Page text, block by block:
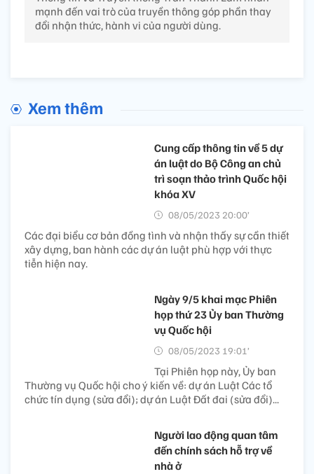
mạnh đến vai trò của truyền thông góp phần thay
đổi nhận thức, hành vi của người dùng.
Xem thêm
Cung cấp thông tin về 5 dự
án luật do Bộ Công an chủ
trì soạn thảo trình Quốc hội
khóa XV
08/05/2023 20:00’
Các đại biểu cơ bản đồng tình và nhận thấy sự cần thiết
xây dựng, ban hành các dự án luật phù hợp với thực
tiễn hiện nay.
Ngày 9/5 khai mạc Phiên
họp thứ 23 Ủy ban Thường
vụ Quốc hội
08/05/2023 19:01’
Tại Phiên họp này, Ủy ban
Thường vụ Quốc hội cho ý kiến về: dự án Luật Các tổ
chức tín dụng (sửa đổi); dự án Luật Đất đai (sửa đổi)...
Người lao động quan tâm
đến chính sách hỗ trợ về
nhà ở